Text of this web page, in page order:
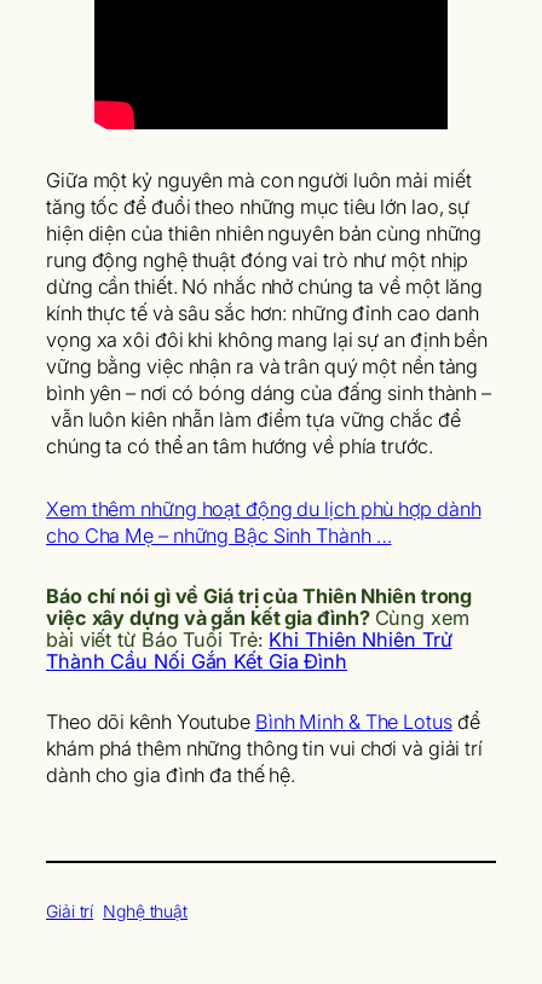
Giữa một kỷ nguyên mà con người luôn mải miết
tăng tốc để đuổi theo những mục tiêu lớn lao, sự
hiện diện của thiên nhiên nguyên bản cùng những
rung động nghệ thuật đóng vai trò như một nhịp
dừng cần thiết. Nó nhắc nhở chúng ta về một lăng
kính thực tế và sâu sắc hơn: những đỉnh cao danh
vọng xa xôi đôi khi không mang lại sự an định bền
vững bằng việc nhận ra và trân quý một nền tảng
bình yên – nơi có bóng dáng của đấng sinh thành –
vẫn luôn kiên nhẫn làm điểm tựa vững chắc để
chúng ta có thể an tâm hướng về phía trước.
Xem thêm những hoạt động du lịch phù hợp dành
cho Cha Mẹ – những Bậc Sinh Thành …
Báo chí nói gì về Giá trị của Thiên Nhiên trong
việc xây dựng và gắn kết gia đình? Cùng xem
bài viết từ Báo Tuổi Trẻ: Khi Thiên Nhiên Trử
Thành Cầu Nối Gắn Kết Gia Đình
Theo dõi kênh Youtube Bình Minh & The Lotusđể
khám phá thêm những thông tin vui chơi và giải trí
dành cho gia đình đa thế hệ.
Giải trí Nghệ thuật